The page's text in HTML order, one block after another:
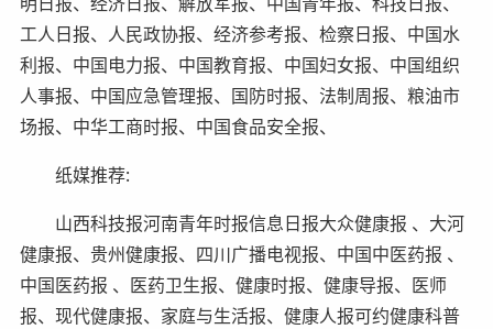
工人日报、人民政协报、经济参考报、检察日报、中国水
利报、中国电力报、中国教育报、中国妇女报、中国组织
人事报、中国应急管理报、国防时报、法制周报、粮油市
场报、中华工商时报、中国食品安全报、
纸媒推荐:
山西科技报河南青年时报信息日报大众健康报 、大河
健康报、贵州健康报、四川广播电视报、中国中医药报 、
中国医药报 、医药卫生报、健康时报、健康导报、医师
报、现代健康报、家庭与生活报、健康人报可约健康科普